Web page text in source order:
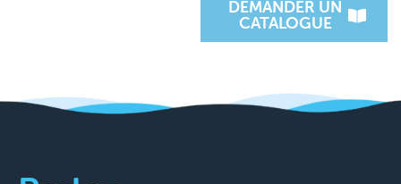
DEMANDER UN
CATALOGUE